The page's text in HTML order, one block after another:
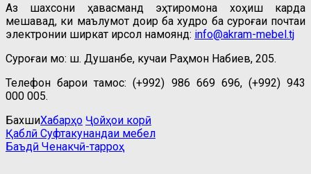
Аз шахсони ҳавасманд эҳтиромона хоҳиш карда
мешавад, ки маълумот доир ба худро ба суроғаи почтаи
электронии ширкат ирсол намоянд: info@akram-mebel.tj
Суроғаи мо: ш. Душанбе, кучаи Раҳмон Набиев, 205.
Телефон барои тамос: (+992) 986 669 696, (+992) 943
000 005.
БахшиХабарҳо Ҷойҳои корӣ
Post
navigation
Previous
Post
Қаблӣ Суфтакунандаи мебел
Next
Баъдӣ Ченакчӣ-тарроҳ